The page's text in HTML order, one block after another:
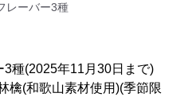
レーバー3種
種(2025年11月30日まで)
檎(和歌山素材使用)(季節限